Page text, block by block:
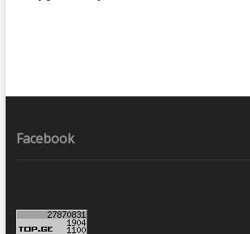
Facebook